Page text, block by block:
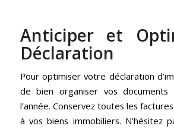
Anticiper et
Déclaration
Pour optimiser votre déclaration
de bien organiser vos
l’année. Conservez toutes les
à vos biens immobiliers. N’hésitez